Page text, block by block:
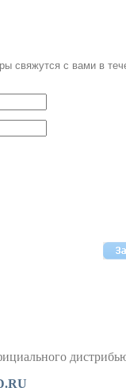
свяжутся с вами в